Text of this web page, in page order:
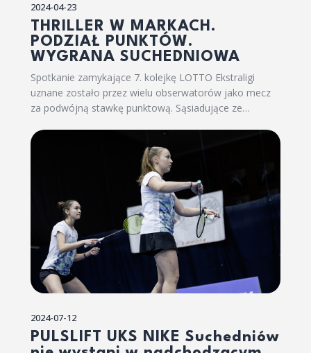
2024-04-23
THRILLER W MARKACH.
PODZIAŁ PUNKTÓW.
WYGRANA SUCHEDNIOWA
Spotkanie zamykające 7. kolejkę LOTTO Ekstraligi
uznane zostało przez wielu obserwatorów jako mecz
za podwójną stawkę punktową. Sąsiadujące ze…
2024-07-12
PULSLIFT UKS NIKE Suchedniów